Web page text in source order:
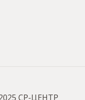
СР-ЦЕНТР